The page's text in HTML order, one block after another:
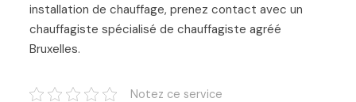
installation de chauffage, prenez contact avec un
chauffagiste spécialisé de chauffagiste agréé
Bruxelles.
Notez ce service